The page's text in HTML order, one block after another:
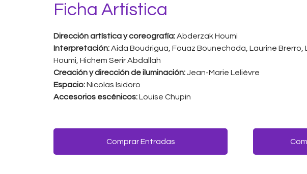
Ficha Artística
Dirección artística y coreografía:Abderzak Houmi
Interpretación:Aida Boudrigua, Fouaz Bounechada, Laurine
Houmi, Hichem Serir Abdallah
Creación y dirección de iluminación:Jean-Marie Lelièvre
Espacio:Nicolas Isidoro
Accesorios escénicos:Louise Chupin
Comprar Entradas